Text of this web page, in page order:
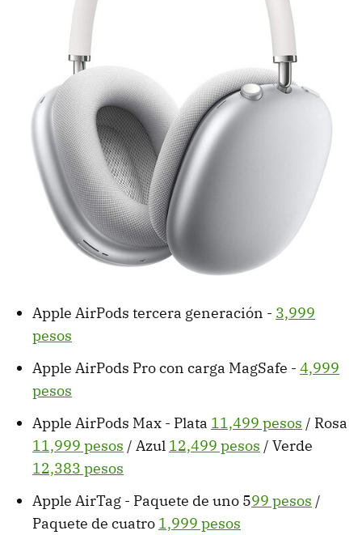
Apple AirPods tercera generación - 3,999
pesos
Apple AirPods Pro con carga MagSafe - 4,999
pesos
Apple AirPods Max - Plata 11,499 pesos / Rosa
11,999 pesos / Azul 12,499 pesos / Verde
12,383 pesos
Apple AirTag - Paquete de uno 599 pesos /
Paquete de cuatro 1,999 pesos